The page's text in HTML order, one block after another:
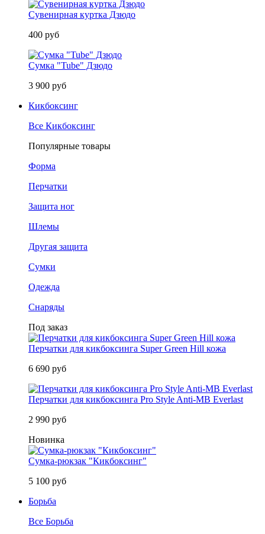
Сувенирная куртка Дзюдо
400 руб
Сумка "Tube" Дзюдо
3 900 руб
Кикбоксинг
Все Кикбоксинг
Популярные товары
Форма
Перчатки
Защита ног
Шлемы
Другая защита
Сумки
Одежда
Снаряды
Под заказ
Перчатки для кикбоксинга Super Green Hill кожа
6 690 руб
Перчатки для кикбоксинга Pro Style Anti-MB Everlast
2 990 руб
Новинка
Сумка-рюкзак "Кикбоксинг"
5 100 руб
Борьба
Все Борьба